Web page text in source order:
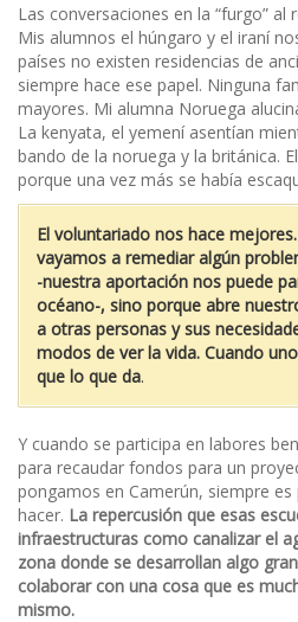
Las conversaciones en la “furgo”
Mis alumnos el húngaro y el iraní
países no existen residencias de
siempre hace ese papel. Ninguna
mayores. Mi alumna Noruega
La kenyata, el yemení asentían
bando de la noruega y la británica.
porque una vez más se había
El voluntariado nos hace
vayamos a remediar algún
-nuestra aportación nos puede
océano-, sino porque abre
a otras personas y sus
modos de ver la vida. Cuando
que lo que da.
Y cuando se participa en labores
para recaudar fondos para un
pongamos en Camerún, siempre
hacer. La repercusión que esas
infraestructuras como canalizar el
zona donde se desarrollan algo
colaborar con una cosa que es
mismo.